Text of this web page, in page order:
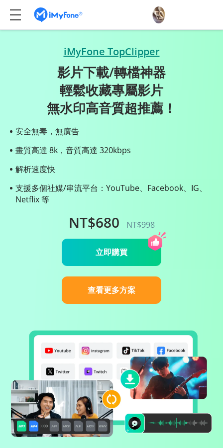
iMyFone TopClipper
影片下載/轉檔神器
輕鬆收藏專屬影片
無水印高音質超推薦！
安全無毒，無廣告
畫質高達 8k，音質高達 320kbps
解析速度快
支援多個社媒/串流平台：YouTube、Facebook、IG、
Netflix 等
NT$680 NT$998
立即購買
查看更多方案